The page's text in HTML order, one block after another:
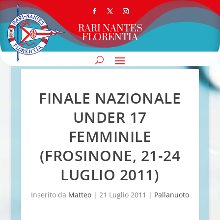
RARI NANTES
FLORENTIA
FINALE NAZIONALE
UNDER 17
FEMMINILE
(FROSINONE, 21-24
LUGLIO 2011)
Inserito da Matteo| 21 Luglio 2011 | Pallanuoto